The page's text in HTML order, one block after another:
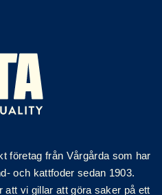
företag från Vårgårda som har
och kattfoder sedan 1903.
att vi gillar att göra saker på ett